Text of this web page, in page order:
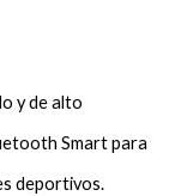
y de alto
Smart para
deportivos.